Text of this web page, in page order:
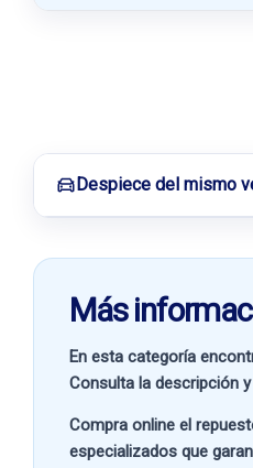
Despiece del mismo
Más
En esta categoría
Consulta la descripción
Compra online el
especializados que